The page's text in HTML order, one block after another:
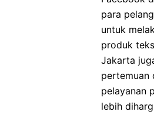
para
untuk
produk
Jakarta
pertemuan
pelayanan
lebih